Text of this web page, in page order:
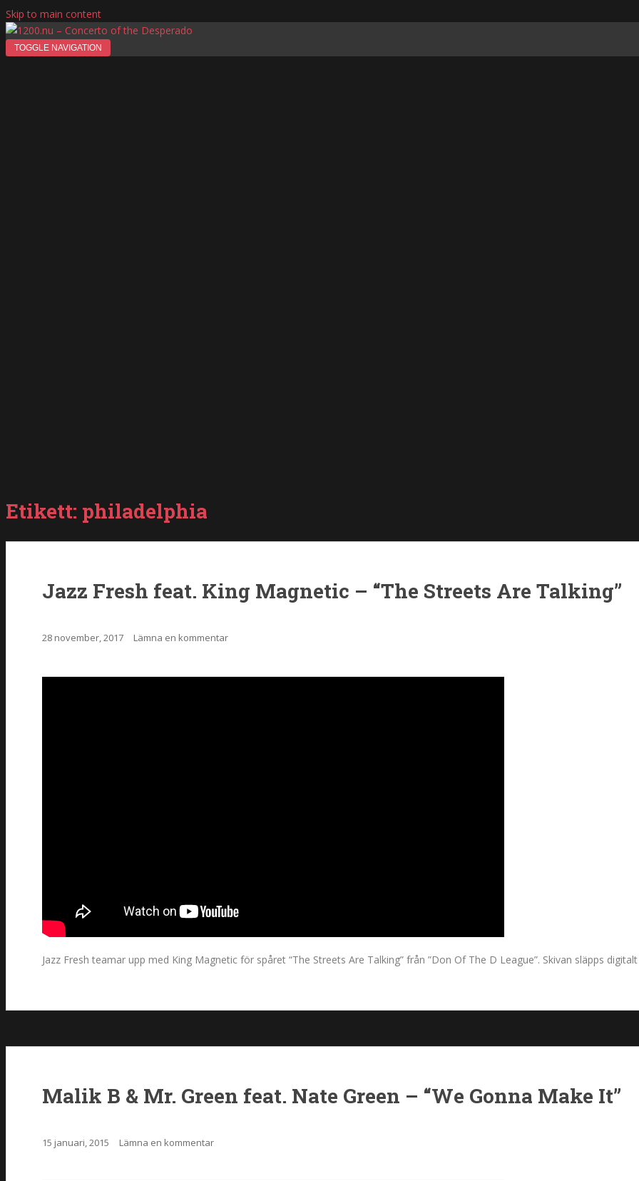
Skip to main content
TOGGLE NAVIGATION
Etikett: philadelphia
Jazz Fresh feat. King Magnetic – “The Streets Are Talking”
28 november, 2017 Lämna en kommentar
Jazz Fresh teamar upp med King Magnetic för spåret “The Streets Are Talking” från ”Don Of The D League”. Skivan släpps
Malik B & Mr. Green feat. Nate Green – “We Gonna Make It”
15 januari, 2015 Lämna en kommentar